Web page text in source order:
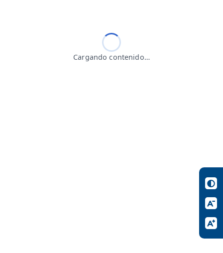
Cargando contenido…